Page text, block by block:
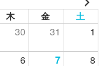
木 金 土
30 31
1
6 7
8